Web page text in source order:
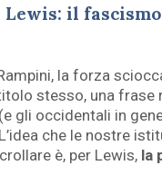
Lewis: il
la forza
stesso, una frase
gli occidentali in
che le nostre
è, per Lewis, la